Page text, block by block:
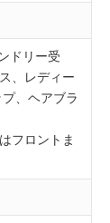
ドリー受
、レディー
、ヘアブラ
フロントま